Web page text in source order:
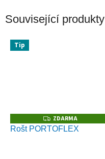
Související produkty
Tip
Z
D
A
ZDARMA
Rošt PORTOFLEX